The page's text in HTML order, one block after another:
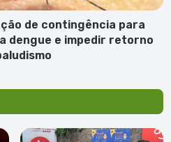
de contingência para
dengue e impedir retorno